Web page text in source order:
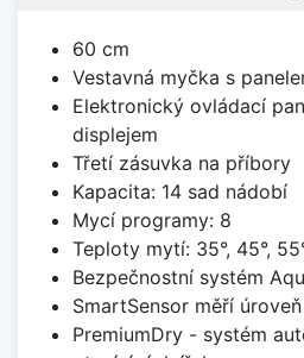
60 cm
Vestavná myčka s
Elektronický ovládací
displejem
Třetí zásuvka na příbory
Kapacita: 14 sad nádobí
Mycí programy: 8
Teploty mytí: 35°, 45°,
Bezpečnostní systém
SmartSensor měří
PremiumDry - systém